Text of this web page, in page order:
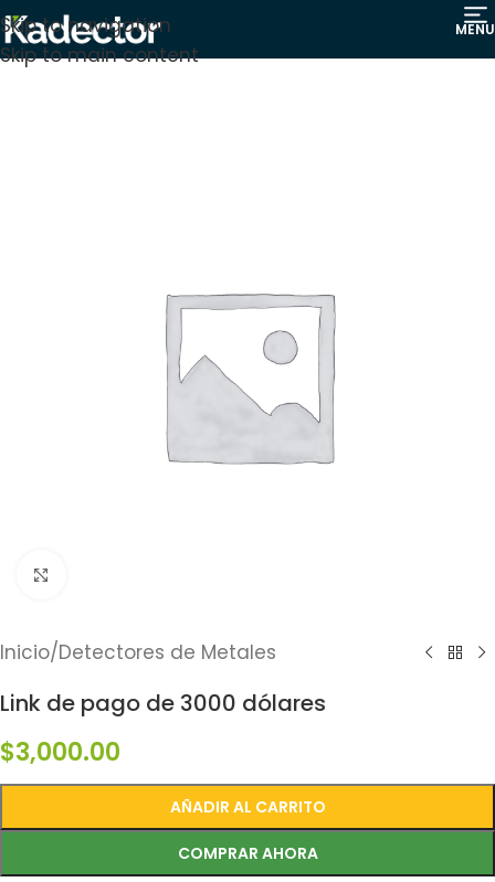
Skip to navigation
Skip to main content
MENU
Inicio/Detectores de Metales
Link de pago de 3000 dólares
$3,000.00
AÑADIR AL CARRITO
COMPRAR AHORA